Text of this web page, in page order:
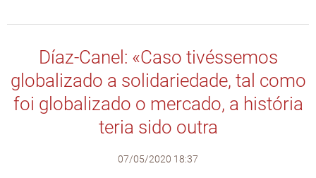
Díaz-Canel: «Caso tivéssemos
globalizado a solidariedade, tal como
foi globalizado o mercado, a história
teria sido outra
07/05/2020 18:37